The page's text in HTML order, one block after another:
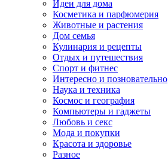
Идеи для дома
Косметика и парфюмерия
Животные и растения
Дом семья
Кулинария и рецепты
Отдых и путешествия
Спорт и фитнес
Интересно и позновательно
Наука и техника
Космос и география
Компьютеры и гаджеты
Любовь и секс
Мода и покупки
Красота и здоровье
Разное